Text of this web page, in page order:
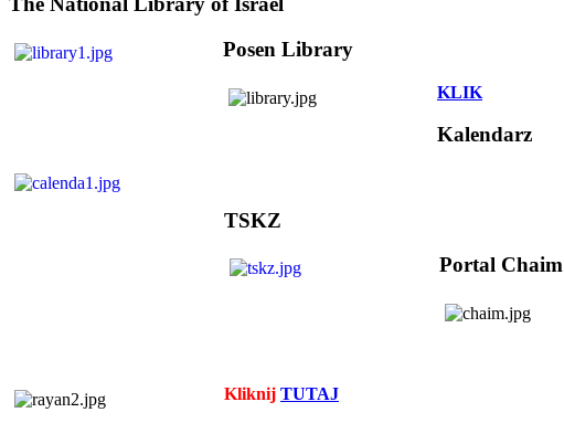
Posen Library
KLIK
Kalendarz
TSKZ
Portal Chaim
Kliknij TUTAJ